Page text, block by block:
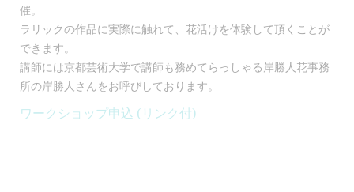
催。
ラリックの作品に実際に触れて、花活けを体験して頂くことが
できます。
講師には京都芸術大学で講師も務めてらっしゃる岸勝人花事務
所の岸勝人さんをお呼びしております。
ワークショップ申込 (リンク付)